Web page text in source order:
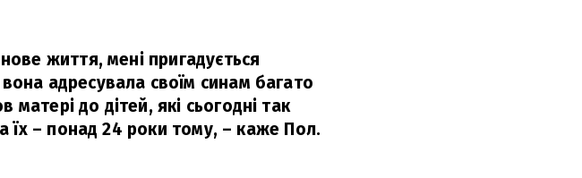
життя, мені пригадується
адресувала своїм синам багато
до дітей, які сьогодні так
їх – понад 24 роки тому, – каже Пол.